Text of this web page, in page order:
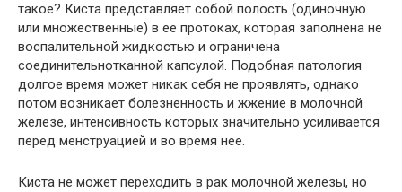
такое? Киста представляет собой полость (одиночную
или множественные) в ее протоках, которая заполнена не
воспалительной жидкостью и ограничена
соединительнотканной капсулой. Подобная патология
долгое время может никак себя не проявлять, однако
потом возникает болезненность и жжение в молочной
железе, интенсивность которых значительно усиливается
перед менструацией и во время нее.
Киста не может переходить в рак молочной железы, но